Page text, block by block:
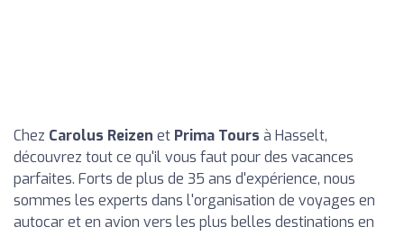
Chez Carolus Reizen et Prima Tours à Hasselt,
découvrez tout ce qu'il vous faut pour des vacances
parfaites. Forts de plus de 35 ans d'expérience, nous
sommes les experts dans l'organisation de voyages en
autocar et en avion vers les plus belles destinations en